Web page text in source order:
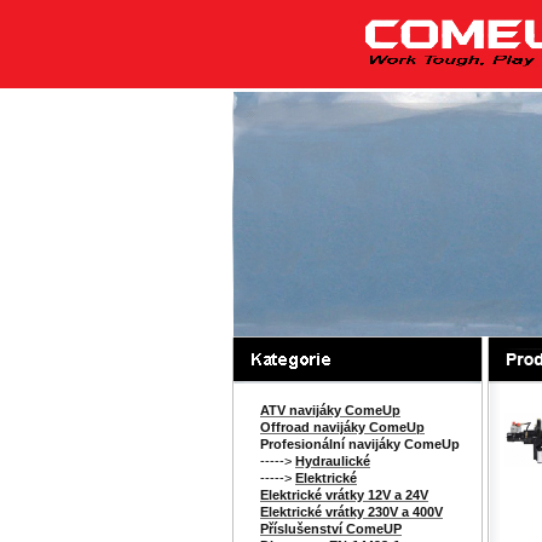
ATV navijáky ComeUp
Offroad navijáky ComeUp
Profesionální navijáky ComeUp
-----> Hydraulické
-----> Elektrické
Elektrické vrátky 12V a 24V
Elektrické vrátky 230V a 400V
Příslušenství ComeUP